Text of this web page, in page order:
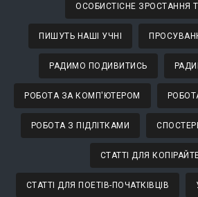
ОСОБИСТІСНЕ ЗРОСТАННЯ
ПИШУТЬ НАШІ УЧНІ
РАДИМО ПОДИВИТИСЬ
РОБОТА ЗА КОМП'ЮТЕРОМ
РОБОТА З ПІДЛІТКАМИ
СТАТТІ ДЛЯ
СТАТТІ ДЛЯ ПОЕТІВ-ПОЧАТКІВЦІВ